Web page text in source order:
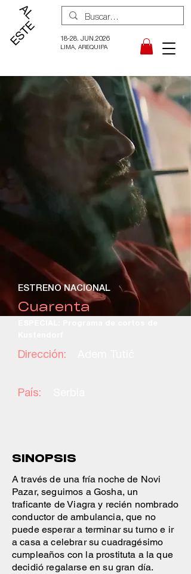
18-28. JUN.2026
LIMA, AREQUIPA
ESTRENO NACIONAL
Cuarenta
Dirección:
País:
SINOPSIS
A través de una fría noche de Novi
Pazar, seguimos a Gosha, un
traficante de Viagra y recién nombrado
conductor de ambulancia, que no
puede esperar a terminar su turno e ir
a casa a celebrar su cuadragésimo
cumpleaños con la prostituta a la que
decidió regalarse en su gran día.